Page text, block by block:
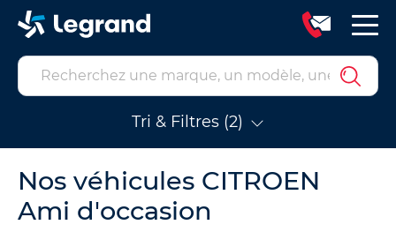
Tri & Filtres (2)
Nos véhicules CITROEN
Ami d'occasion